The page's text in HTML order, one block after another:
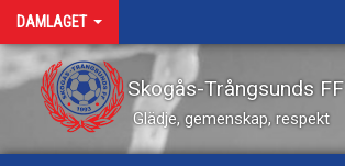
DAMLAGET
Skogås-Trångsunds FF
Glädje, gemenskap, respekt